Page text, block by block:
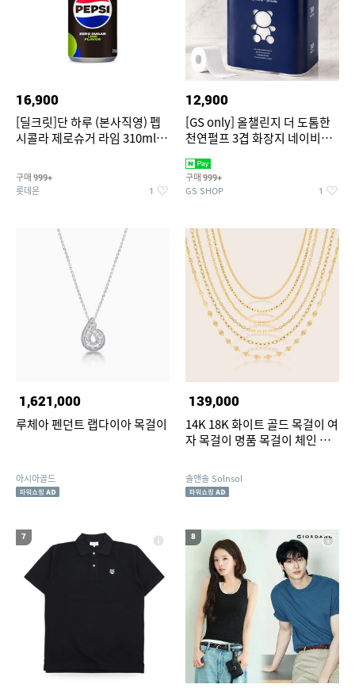
16,900
[딜크릿]단 하루 (본사직영) 펩
시콜라 제로슈거 라임 310ml
구매 999+
롯데온 1
12,900
[GS only] 올챌린지 더 도톰한
천연펄프 3겹 화장지 네이비
구매 999+
GS SHOP 1
1,621,000
루체아 펜던트 랩다이아 목걸이
아시아골드
139,000
14K 18K 화이트 골드 목걸이 여
자 목걸이 명품 목걸이 체인 목
솔앤솔 Solnsol
7 8